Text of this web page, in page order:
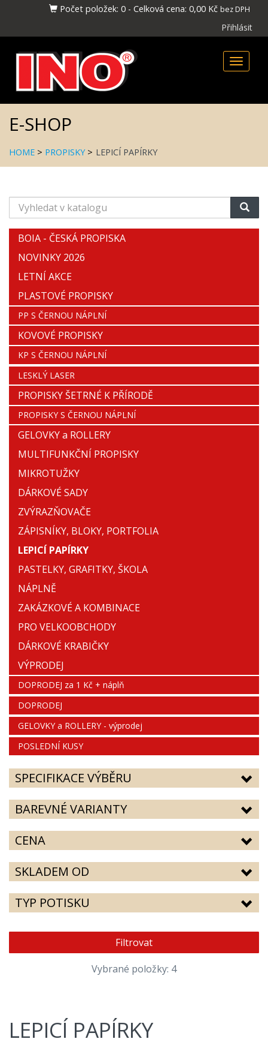
Počet položek: 0 - Celková cena: 0,00 Kč bez DPH
Přihlásit
Toggle
E-SHOP
HOME > PROPISKY> LEPICÍ PAPÍRKY
Vyhledat
v
katalogu
BOIA - ČESKÁ PROPISKA
NOVINKY 2026
LETNÍ AKCE
PLASTOVÉ PROPISKY
PP S ČERNOU NÁPLNÍ
KOVOVÉ PROPISKY
KP S ČERNOU NÁPLNÍ
LESKLÝ LASER
PROPISKY ŠETRNÉ K PŘÍRODĚ
PROPISKY S ČERNOU NÁPLNÍ
GELOVKY a ROLLERY
MULTIFUNKČNÍ PROPISKY
MIKROTUŽKY
DÁRKOVÉ SADY
ZVÝRAZŇOVAČE
ZÁPISNÍKY, BLOKY, PORTFOLIA
LEPICÍ PAPÍRKY
PASTELKY, GRAFITKY, ŠKOLA
NÁPLNĚ
ZAKÁZKOVÉ A KOMBINACE
PRO VELKOOBCHODY
DÁRKOVÉ KRABIČKY
VÝPRODEJ
DOPRODEJ za 1 Kč + náplň
DOPRODEJ
GELOVKY a ROLLERY - výprodej
POSLEDNÍ KUSY
SPECIFIKACE VÝBĚRU
BAREVNÉ VARIANTY
CENA
SKLADEM OD
TYP POTISKU
Filtrovat
Vybrané položky: 4
LEPICÍ PAPÍRKY